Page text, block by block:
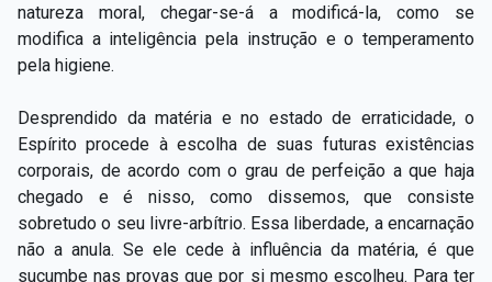
natureza moral, chegar-se-á a modificá-la, como se
modifica a inteligência pela instrução e o temperamento
pela higiene.
Desprendido da matéria e no estado de erraticidade, o
Espírito procede à escolha de suas futuras existências
corporais, de acordo com o grau de perfeição a que haja
chegado e é nisso, como dissemos, que consiste
sobretudo o seu livre-arbítrio. Essa liberdade, a encarnação
não a anula. Se ele cede à influência da matéria, é que
sucumbe nas provas que por si mesmo escolheu. Para ter